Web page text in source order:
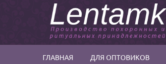
ГЛАВНАЯ ДЛЯ ОПТОВИКОВ